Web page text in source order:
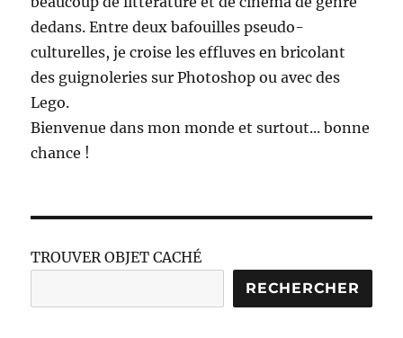
dedans. Entre deux bafouilles pseudo-
culturelles, je croise les effluves en bricolant
des guignoleries sur Photoshop ou avec des
Lego.
Bienvenue dans mon monde et surtout... bonne
chance !
TROUVER OBJET CACHÉ
RECHERCHER